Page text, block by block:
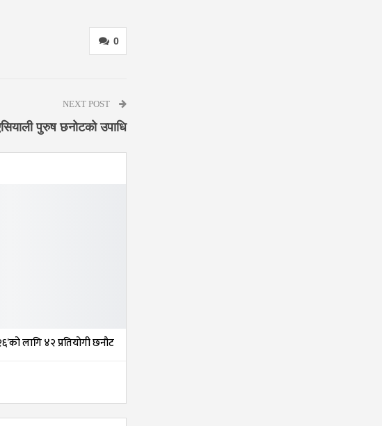
0
NEXT POST
पुरुष छनोटको उपाधि
लागि ४२ प्रतियोगी छनौट